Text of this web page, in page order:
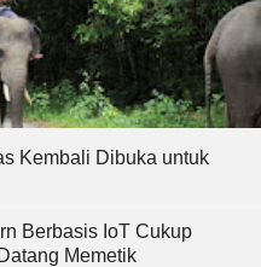
Kembali Dibuka untuk
Berbasis IoT Cukup
Memetik